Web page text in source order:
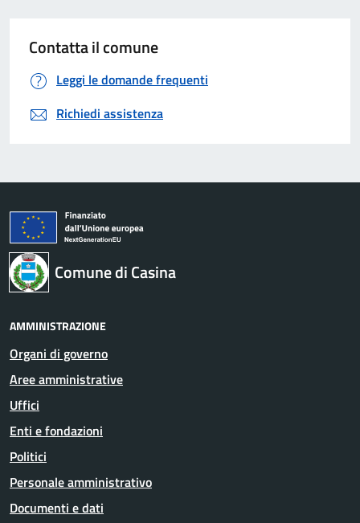
Contatta il comune
Leggi le domande frequenti
Richiedi assistenza
Comune di Casina
AMMINISTRAZIONE
Organi di governo
Aree amministrative
Uffici
Enti e fondazioni
Politici
Personale amministrativo
Documenti e dati